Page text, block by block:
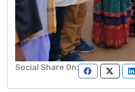
Social Share On: